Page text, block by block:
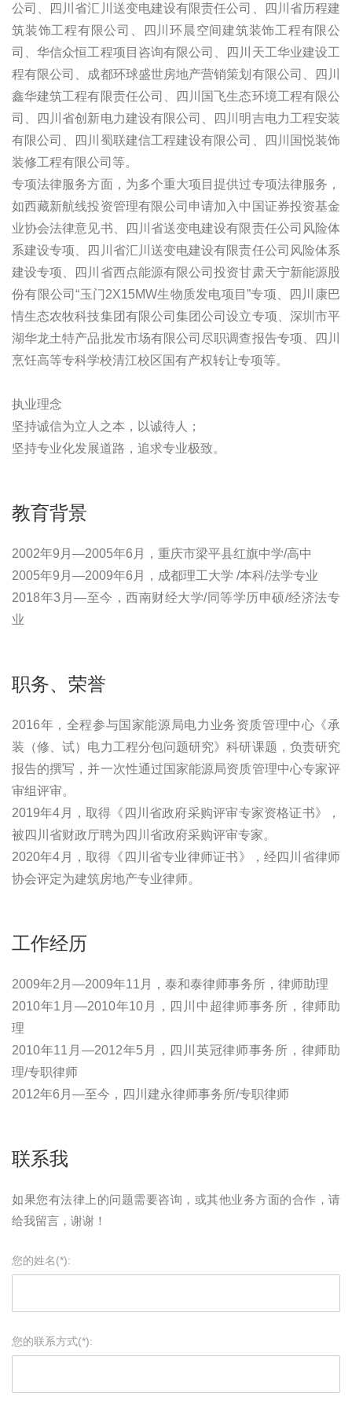
公司、四川省汇川送变电建设有限责任公司、四川省历程建
筑装饰工程有限公司、四川环晨空间建筑装饰工程有限公
司、华信众恒工程项目咨询有限公司、四川天工华业建设工
程有限公司、成都环球盛世房地产营销策划有限公司、四川
鑫华建筑工程有限责任公司、四川国飞生态环境工程有限公
司、四川省创新电力建设有限公司、四川明吉电力工程安装
有限公司、四川蜀联建信工程建设有限公司、四川国悦装饰
装修工程有限公司等。
专项法律服务方面，为多个重大项目提供过专项法律服务，
如西藏新航线投资管理有限公司申请加入中国证券投资基金
业协会法律意见书、四川省送变电建设有限责任公司风险体
系建设专项、四川省汇川送变电建设有限责任公司风险体系
建设专项、四川省西点能源有限公司投资甘肃天宁新能源股
份有限公司“玉门2X15MW生物质发电项目”专项、四川康巴
情生态农牧科技集团有限公司集团公司设立专项、深圳市平
湖华龙土特产品批发市场有限公司尽职调查报告专项、四川
烹饪高等专科学校清江校区国有产权转让专项等。
执业理念
坚持诚信为立人之本，以诚待人；
坚持专业化发展道路，追求专业极致。
教育背景
2002年9月—2005年6月，重庆市梁平县红旗中学/高中
2005年9月—2009年6月，成都理工大学 /本科/法学专业
2018年3月—至今，西南财经大学/同等学历申硕/经济法专
业
职务、荣誉
2016年，全程参与国家能源局电力业务资质管理中心《承
装（修、试）电力工程分包问题研究》科研课题，负责研究
报告的撰写，并一次性通过国家能源局资质管理中心专家评
审组评审。
2019年4月，取得《四川省政府采购评审专家资格证书》，
被四川省财政厅聘为四川省政府采购评审专家。
2020年4月，取得《四川省专业律师证书》，经四川省律师
协会评定为建筑房地产专业律师。
工作经历
2009年2月—2009年11月，泰和泰律师事务所，律师助理
2010年1月—2010年10月，四川中超律师事务所，律师助
理
2010年11月—2012年5月，四川英冠律师事务所，律师助
理/专职律师
2012年6月—至今，四川建永律师事务所/专职律师
联系我
如果您有法律上的问题需要咨询，或其他业务方面的合作，请
给我留言，谢谢！
您的姓名(*):
您的联系方式(*):